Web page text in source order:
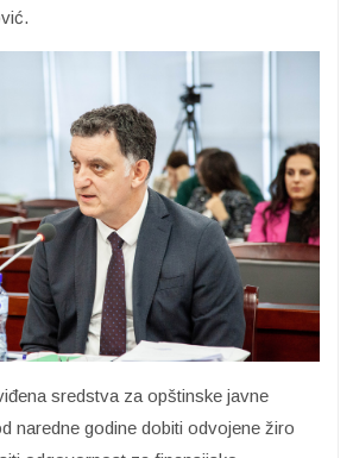
sredstva za opštinske javne
naredne godine dobiti odvojene žiro